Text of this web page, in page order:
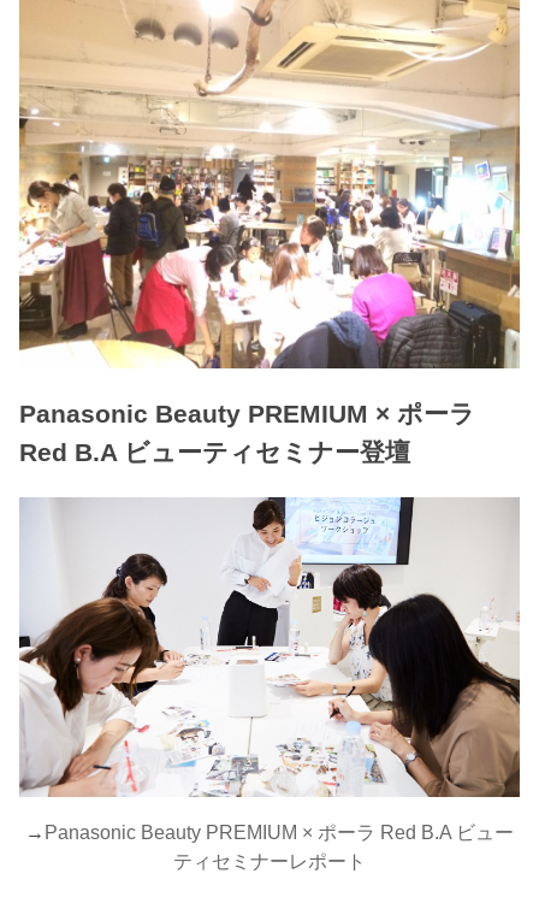
Panasonic Beauty PREMIUM × ポーラ
Red B.A ビューティセミナー登壇
→ Panasonic Beauty PREMIUM × ポーラ Red B.A ビュー
ティセミナーレポート